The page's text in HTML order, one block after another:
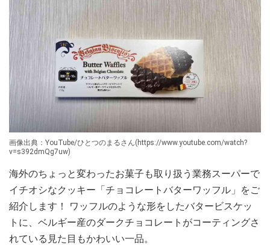
画像出典：YouTube/ひとつのまるさん(https://www.youtube.com/watch?
v=s392dmQg7uw)
海外のちょっと変わったお菓子も取り扱う業務スーパーで
イチオシなクッキー「チョコレートバターワッフル」をご
紹介します！ ワッフルのような形をしたバタービスケッ
トに、ベルギー産のダークチョコレートがコーティングさ
れている見た目もかわいい一品。